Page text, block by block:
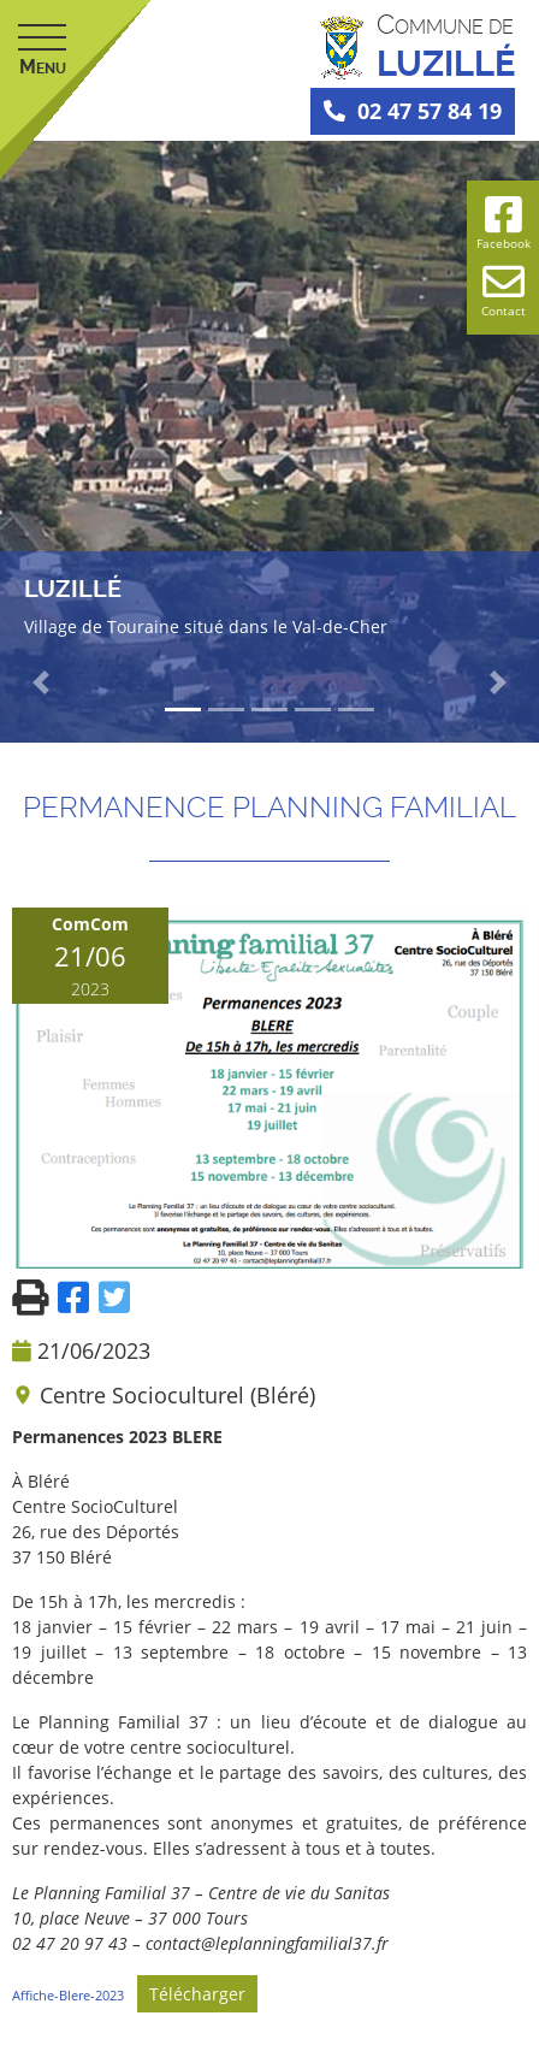
Facebook
Contact
M ENU
COMMUNE DE
LUZILLÉ
02 47 57 84 19
LUZILLÉ
Village de Touraine situé dans le Val-de-Cher
Previous Next
PERMANENCE PLANNING FAMILIAL
ComCom
21/06
2023
21/06/2023
Centre Socioculturel (Bléré)
Permanences 2023 BLERE
À Bléré
Centre SocioCulturel
26, rue des Déportés
37 150 Bléré
De 15h à 17h, les mercredis :
18 janvier – 15 février – 22 mars – 19 avril – 17 mai – 21 juin –
19 juillet – 13 septembre – 18 octobre – 15 novembre – 13
décembre
Le Planning Familial 37 : un lieu d’écoute et de dialogue au
cœur de votre centre socioculturel.
Il favorise l’échange et le partage des savoirs, des cultures, des
expériences.
Ces permanences sont anonymes et gratuites, de préférence
sur rendez-vous. Elles s’adressent à tous et à toutes.
Le Planning Familial 37 – Centre de vie du Sanitas
10, place Neuve – 37 000 Tours
02 47 20 97 43 – contact@leplanningfamilial37.fr
Affiche-Blere-2023 Télécharger